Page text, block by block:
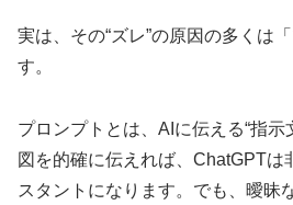
実は、その“ズレ”の原因の多くは
す。
プロンプトとは、AIに伝える“指示
図を的確に伝えれば、ChatGPTは
スタントになります。でも、曖昧